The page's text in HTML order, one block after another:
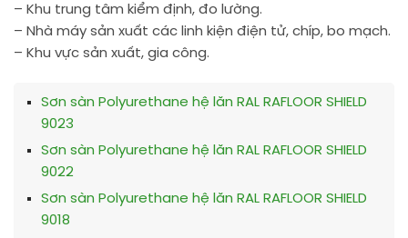
– Khu trung tâm kiểm định, đo lường.
– Nhà máy sản xuất các linh kiện điện tử, chíp, bo mạch.
– Khu vực sản xuất, gia công.
Sơn sàn Polyurethane hệ lăn RAL RAFLOOR SHIELD
9023
Sơn sàn Polyurethane hệ lăn RAL RAFLOOR SHIELD
9022
Sơn sàn Polyurethane hệ lăn RAL RAFLOOR SHIELD
9018